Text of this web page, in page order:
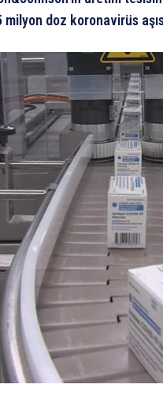
milyon doz koronavirüs